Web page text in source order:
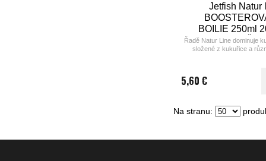
Jetfish Natur
BOILIE 250ml
Řadě Natur Line dominuje
složené z kukuřice a
5,60 €
Na stranu: